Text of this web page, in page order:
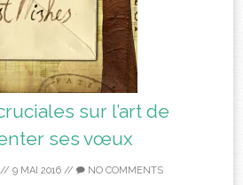
sur l’art de
ses vœux
// 9 MAI 2016 // NO COMMENTS